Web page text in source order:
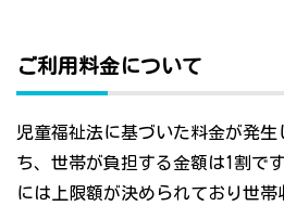
ご利用料金について
児童福祉法に基づいた料金が発生
ち、世帯が負担する金額は1割で
には上限額が決められており世